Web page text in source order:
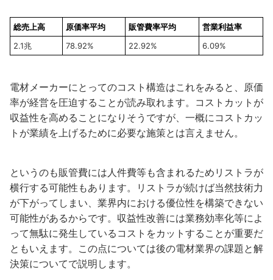
総売上高 原価率平均 販管費率平均
営業利益率
2.1兆
78.92% 22.92% 6.09%
電材メーカーにとってのコスト構造はこれをみると、原価
率が経営を圧迫することが読み取れます。コストカットが
収益性を高めることになりそうですが、一概にコストカッ
トが業績を上げるために必要な施策とは言えません。
というのも販管費には人件費等も含まれるためリストラが
横行する可能性もあります。リストラが続けば当然技術力
が下がってしまい、業界内における優位性を構築できない
可能性があるからです。収益性改善には業務効率化等によ
って無駄に発生しているコストをカットすることが重要だ
ともいえます。この点については後の電材業界の課題と解
決策についてで説明します。